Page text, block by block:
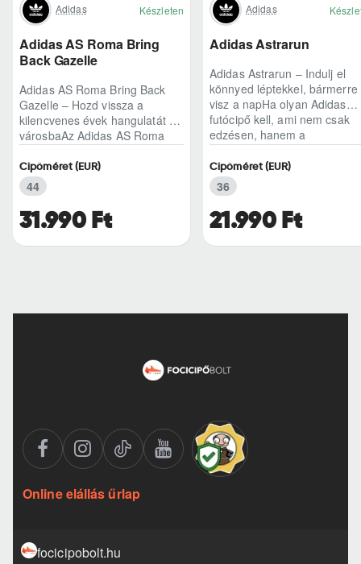
Adidas Készleten
Adidas AS Roma Bring
Back Gazelle
Adidas AS Roma Bring Back
Gazelle – Hozd vissza a
kilencvenes évek hangulatát a
városbaAz Adidas AS Roma
egyszerű sneaker, hane..
31.990 Ft
Cipőméret (EUR)
44
Adidas
Adidas Astrarun
Adidas Astrarun – Indulj el
könnyed léptekkel, bármerre
visz a napHa olyan Adidas
futócipő kell, ami nem csak
edzésen, hanem a
hétköznapokban is kénye..
21.990 Ft
Cipőméret (EUR)
36
Online elállás űrlap
focicipobolt.hu